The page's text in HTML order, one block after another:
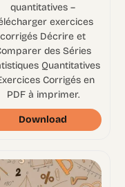
quantitatives –
exercices
corrigés Décrire et
des Séries
Quantitatives
Corrigés en
PDF à imprimer.
Download